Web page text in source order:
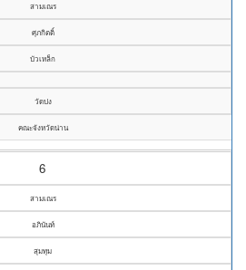
สามเณร
ศุภกิตติ์
บัวเหล็ก
วัดปง
คณะจังหวัดน่าน
6
สามเณร
อภินันท์
สุมทุม